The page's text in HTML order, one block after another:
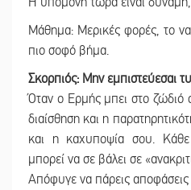
Μάθημα: Μερικές φορές, το να
πιο σοφό βήμα.
Σκορπιός: Μην εμπιστεύεσαι
Όταν ο Ερμής μπει στο ζώδιό
διαίσθηση και η
και η καχυποψία σου.
μπορεί να σε βάλει σε
Απόφυγε να πάρεις